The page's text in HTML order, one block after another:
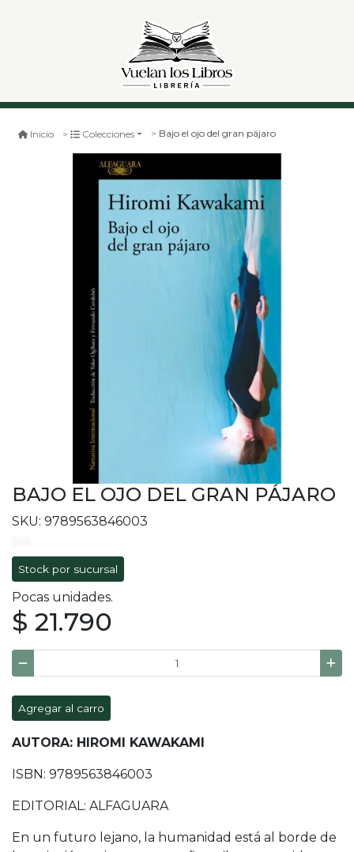
Inicio Colecciones Bajo el ojo del gran pájaro
BAJO EL OJO DEL GRAN PÁJARO
SKU: 9789563846003
Stock por sucursal
Pocas unidades.
$ 21.790
Agregar al carro
AUTORA: HIROMI KAWAKAMI
ISBN: 9789563846003
EDITORIAL: ALFAGUARA
En un futuro lejano, la humanidad está al borde de